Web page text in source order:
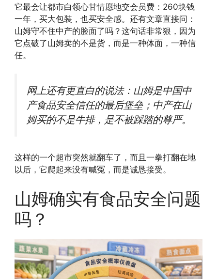
它最会让都市白领心甘情愿地交会员费：260块钱
一年，买大包装，也买安全感。还有文章直接问：
山姆守不住中产的脸面了吗？这句话非常狠，因为
它点破了山姆卖的不是货，而是一种体面，一种信
任。
网上还有更直白的说法：山姆是中国中
产食品安全信任的最后堡垒；中产在山
姆买的不是牛排，是不被踩踏的尊严。
这样的一个超市突然就翻车了，而且一拳打翻在地
以后，它爬起来没有喊冤，而是诚恳接受。
山姆确实有食品安全问题
吗？